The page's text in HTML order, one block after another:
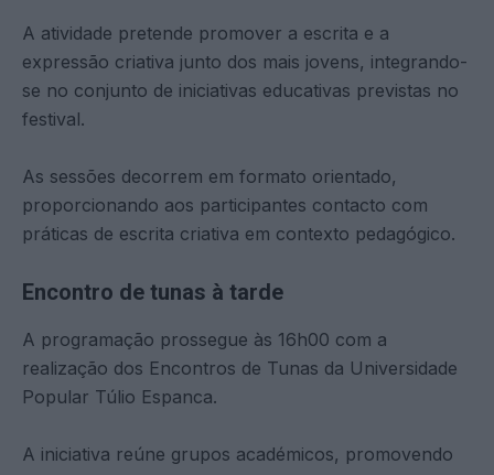
A atividade pretende promover a escrita e a
expressão criativa junto dos mais jovens, integrando-
se no conjunto de iniciativas educativas previstas no
festival.
As sessões decorrem em formato orientado,
proporcionando aos participantes contacto com
práticas de escrita criativa em contexto pedagógico.
Encontro de tunas à tarde
A programação prossegue às 16h00 com a
realização dos Encontros de Tunas da Universidade
Popular Túlio Espanca.
A iniciativa reúne grupos académicos, promovendo